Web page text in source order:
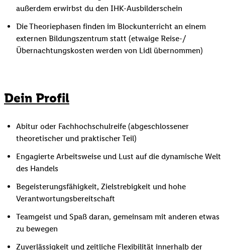
außerdem erwirbst du den IHK-Ausbilderschein
Die Theoriephasen finden im Blockunterricht an einem
externen Bildungszentrum statt (etwaige Reise-/
Übernachtungskosten werden von Lidl übernommen)
Dein Profil
Abitur oder Fachhochschulreife (abgeschlossener
theoretischer und praktischer Teil)
Engagierte Arbeitsweise und Lust auf die dynamische Welt
des Handels
Begeisterungsfähigkeit, Zielstrebigkeit und hohe
Verantwortungsbereitschaft
Teamgeist und Spaß daran, gemeinsam mit anderen etwas
zu bewegen
Zuverlässigkeit und zeitliche Flexibilität innerhalb der